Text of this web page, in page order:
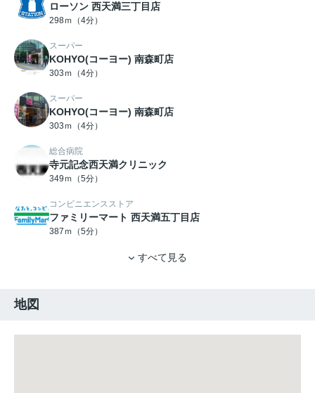
ローソン 西天満三丁目店
298ｍ（4分）
スーパー
KOHYO(コーヨー) 南森町店
303ｍ（4分）
スーパー
KOHYO(コーヨー) 南森町店
303ｍ（4分）
総合病院
寺元記念西天満クリニック
349ｍ（5分）
コンビニエンスストア
ファミリーマート 西天満五丁目店
387ｍ（5分）
すべて見る
地図